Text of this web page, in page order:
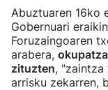
Abuztuaren 16ko
Gobernuari
Foruzaingoaren
arabera,
zituzten, "zaintza
arrisku zekarren,